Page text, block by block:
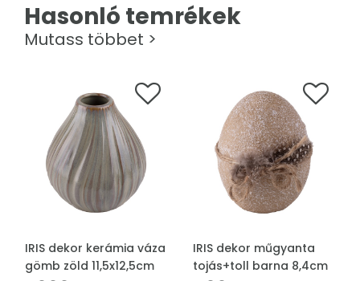
Hasonló temrékek
Mutass többet >
IRIS dekor kerámia váza
gömb zöld 11,5x12,5cm
IRIS dekor műgyanta
tojás+toll barna 8,4cm